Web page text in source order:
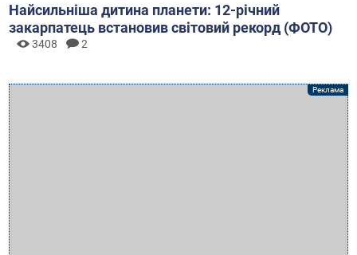
Найсильніша дитина планети: 12-річний
закарпатець встановив світовий рекорд (ФОТО)
3408 2